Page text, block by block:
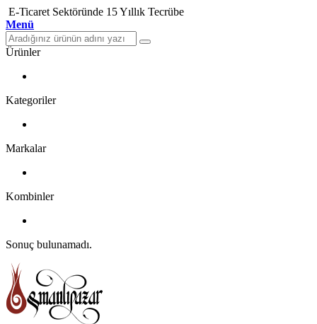
E-Ticaret Sektöründe 15 Yıllık Tecrübe
Menü
Ürünler
Kategoriler
Markalar
Kombinler
Sonuç bulunamadı.